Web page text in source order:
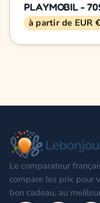
PLAYMOBIL -
à partir de EUR €
Le comparateur
compare les prix pour
bon cadeau, au